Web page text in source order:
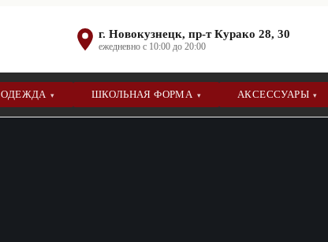
г. Новокузнецк, пр-т Курако 28, 30
ежедневно с 10:00 до 20:00
▾ ШКОЛЬНАЯ ФОРМА ▾ АКСЕССУАРЫ ▾